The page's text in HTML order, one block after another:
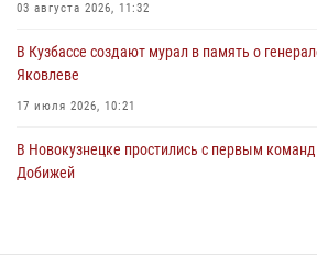
03 августа 2026, 11:32
В Кузбассе создают мурал в память о
Яковлеве
17 июля 2026, 10:21
В Новокузнецке простились с первым
Добижей